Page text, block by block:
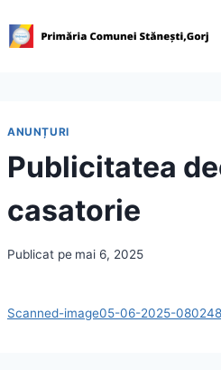
to
ANUNȚURI
Publicitatea
casatorie
Publicat pe mai 6, 2025
Scanned-image05-06-2025-080248